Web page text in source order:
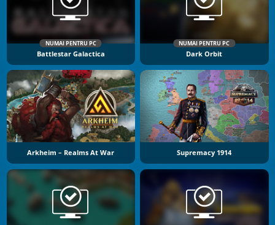
NUMAI PENTRU PC
Battlestar Galactica
NUMAI PENTRU PC
Dark Orbit
Arkheim – Realms At War Supremacy 1914